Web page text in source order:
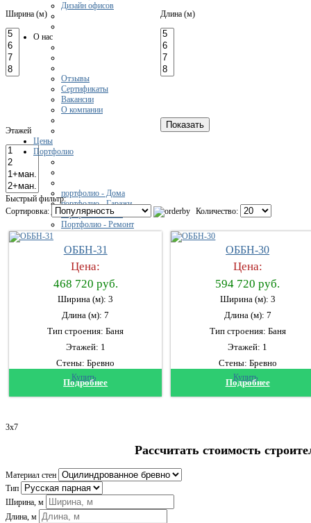
Дизайн офисов
О нас
Отзывы
Сертификаты
Вакансии
О компании
Цены
Портфолио
портфолио - Дома
портфолио - Гаражи
портфолио - Бани
Портфолио - Ремонт
Контакты
Ширина (м) Длина (м)
Этажей
Быстрый фильтр:
Сортировка:
Количество:
ОББН-31
Цена:
468 720 руб.
Ширина (м): 3
Длина (м): 7
Тип строения: Баня
Этажей: 1
Стены: Бревно
Купить
Подробнее
ОББН-30
Цена:
594 720 руб.
Ширина (м): 3
Длина (м): 7
Тип строения: Баня
Этажей: 1
Стены: Бревно
Купить
Подробнее
3x7
Рассчитать стоимость
Материал стен
Тип
Ширина, м
Длина, м